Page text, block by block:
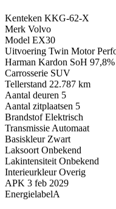
Kenteken KKG-62-X
Merk Volvo
Model EX30
Uitvoering Twin Motor
Harman Kardon SoH
Carrosserie SUV
Tellerstand 22.787 km
Aantal deuren 5
Aantal zitplaatsen 5
Brandstof Elektrisch
Transmissie Automaat
Basiskleur Zwart
Laksoort Onbekend
Lakintensiteit Onbekend
Interieurkleur Overig
APK 3 feb 2029
EnergielabelA